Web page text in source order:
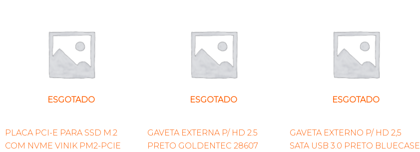
ESGOTADO
PLACA PCI-E PARA SSD M.2
COM NVME VINIK PM2-PCIE
ESGOTADO
GAVETA EXTERNA P/ HD 2.5
PRETO GOLDENTEC 28607
ESGOTADO
GAVETA EXTERNO P/ HD 2,5
SATA USB 3.0 PRETO BLUECASE